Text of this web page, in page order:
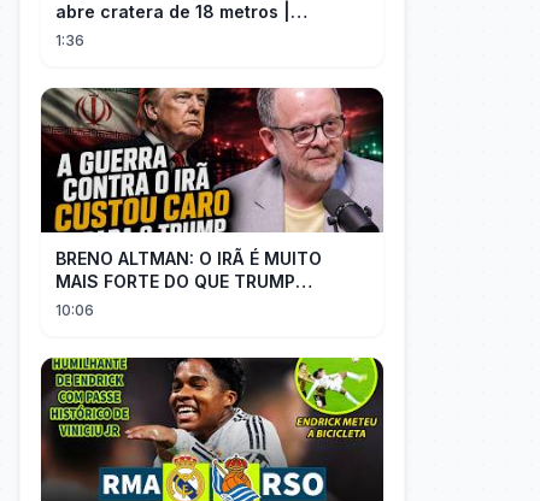
abre cratera de 18 metros |
InfoMoney News
1:36
BRENO ALTMAN: O IRÃ É MUITO
MAIS FORTE DO QUE TRUMP
IMAGINAVA
10:06